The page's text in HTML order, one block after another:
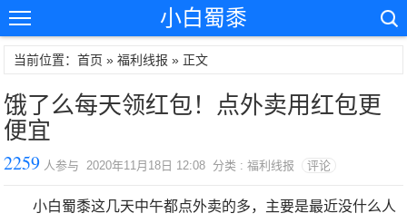
小白蜀黍
当前位置：首页 »福利线报 » 正文
饿了么每天领红包！点外卖用红包更
便宜
2259 人参与 2020年11月18日 12:08 分类 : 福利线报 评论
小白蜀黍这几天中午都点外卖的多，主要是最近没什么人